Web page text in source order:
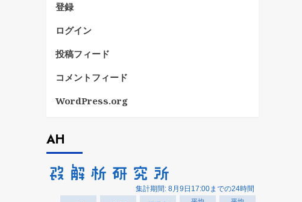
登録
ログイン
投稿フィード
コメントフィード
WordPress.org
AH